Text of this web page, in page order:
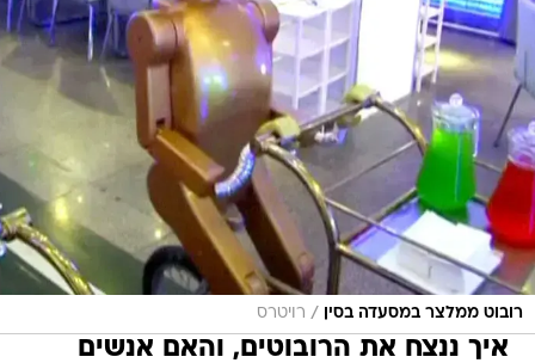
רובוט ממלצר במסעדה בסין / רויטרס
איך ננצח את הרובוטים, והאם אנשים